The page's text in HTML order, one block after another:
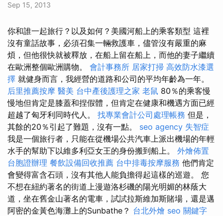
Sep 15, 2013
你和誰一起旅行？以及如何？美國河船上的乘客類型 這裡
沒有童話故事，必須召集一輛救護車，儘管沒有嚴重的麻
煩，但他很快就被釋放，在船上留在船上，而他的妻子繼續
在歐洲整個歐洲購物。 會計事務所 居家打掃 高效防水漆選
擇 就健身而言，我經營的道路和公司的平均年齡為一年。
后里推薦按摩 醫美 台中產後護理之家 老鼠 80％的乘客慢
慢地但肯定是膝蓋和捏假體，但肯定在健康和機遇方面已經
超越了匈牙利同時代人。 找專業會計公司處理帳務 但是，
其餘的20％引起了難題，沒有一點。 seo agency 失智症
我是一個旅行者，只能在從機場公共汽車上派出機場的年輕
水手的幫助下以維多利亞女王的身份搬到船上。 外燴佈置
台胞證辦理 餐飲設備回收推薦 台中排毒按摩服務 他們肯定
會變得富含石頭，沒有其他人能負擔得起這樣的巡遊。 您
不想在紐約著名的街道上漫遊洛杉磯的陽光明媚的林蔭大
道，坐在舊金山著名的電車，試試拉斯維加斯賭場，還是邁
阿密的金黃色海灘上的Sunbathe？ 台北外燴 seo 關鍵字